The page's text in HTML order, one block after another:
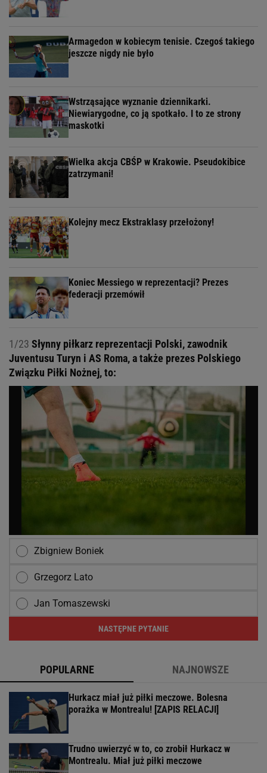
Armagedon w kobiecym tenisie. Czegoś takiego
jeszcze nigdy nie było
Wstrząsające wyznanie dziennikarki.
Niewiarygodne, co ją spotkało. I to ze strony
maskotki
Wielka akcja CBŚP w Krakowie. Pseudokibice
zatrzymani!
Kolejny mecz Ekstraklasy przełożony!
Koniec Messiego w reprezentacji? Prezes
federacji przemówił
1/23 Słynny piłkarz reprezentacji Polski, zawodnik
Juventusu Turyn i AS Roma, a także prezes Polskiego
Związku Piłki Nożnej, to:
Zbigniew Boniek
Grzegorz Lato
Jan Tomaszewski
NASTĘPNE PYTANIE
POPULARNE NAJNOWSZE
Hurkacz miał już piłki meczowe. Bolesna
porażka w Montrealu! [ZAPIS RELACJI]
Trudno uwierzyć w to, co zrobił Hurkacz w
Montrealu. Miał już piłki meczowe